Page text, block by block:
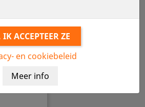
en cookiebeleid